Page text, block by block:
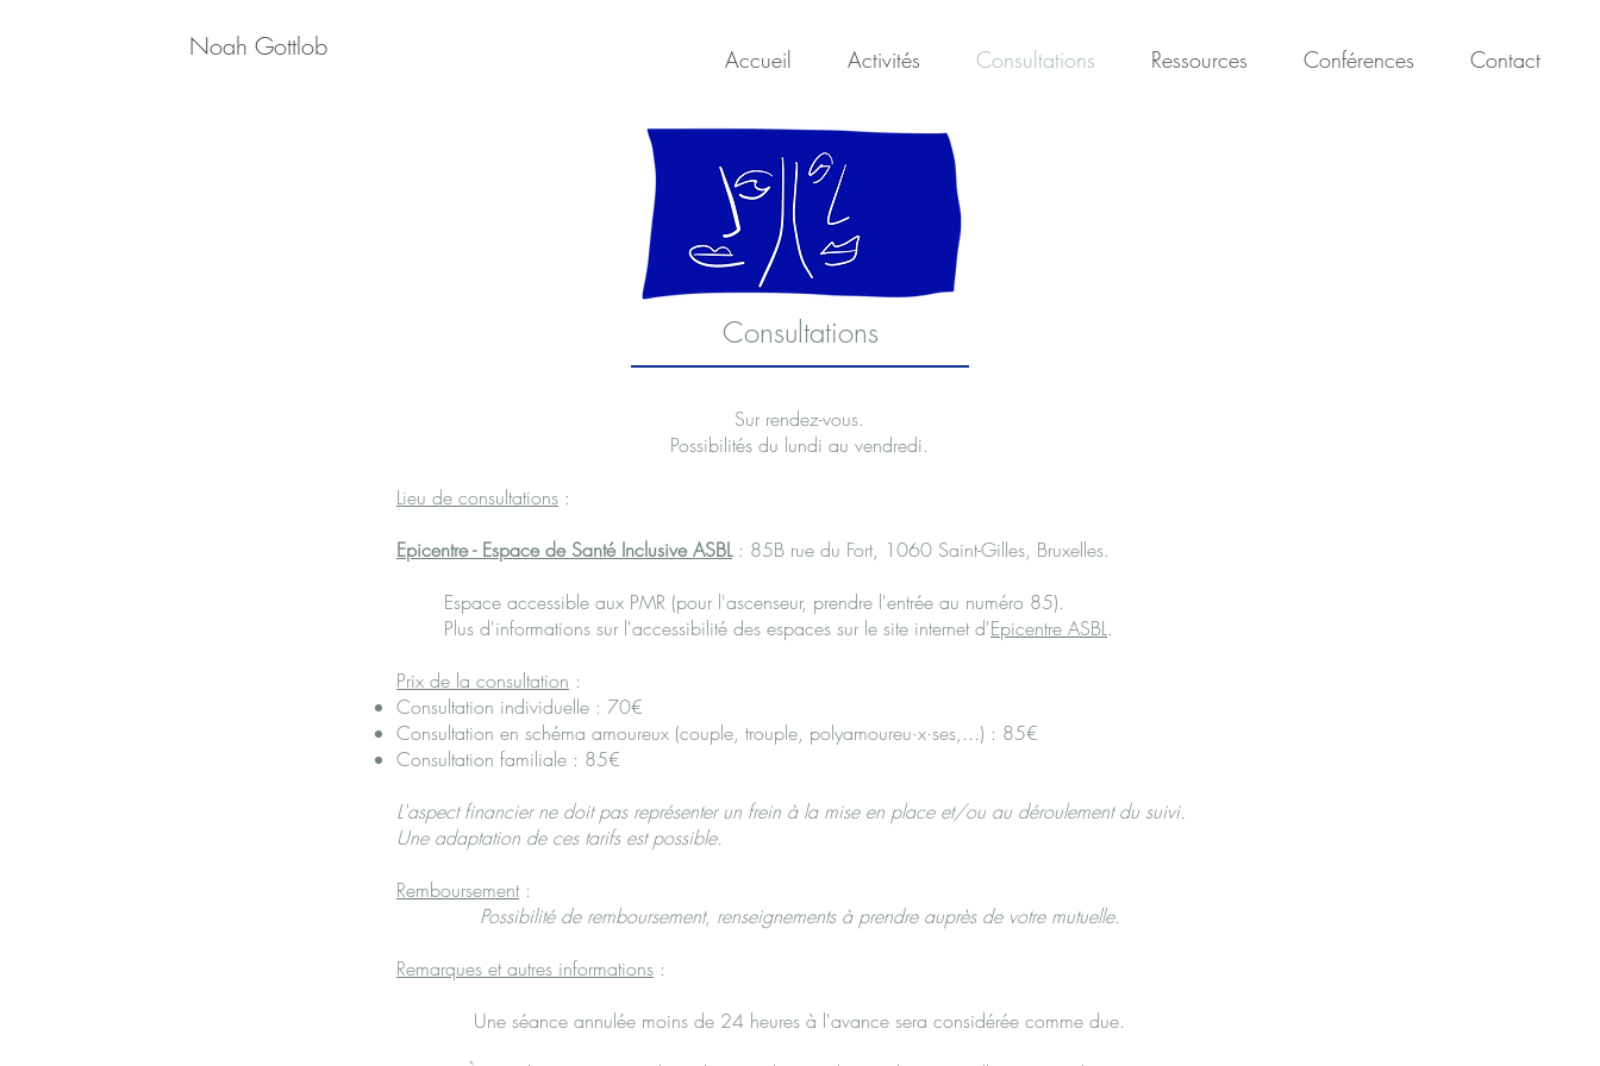
Noah Gottlob Accueil Activités Consultations Ressources Conférences Contact
Consultations
Sur rendez-vous.
Possibilités du lundi au vendredi.
Lieu de consultations :
Epicentre - Espace de Santé Inclusive ASBL: 85B rue du Fort, 1060 Saint-Gilles, Bruxelles.
Espace accessible aux PMR (pour l'ascenseur, prendre l'entrée au numéro 85).
Plus d'informations sur l'accessibilité des espaces sur le site internet d'Epicentre ASBL.
Prix de la consultation :
Consultation individuelle : 70€
Consultation en schéma amoureux (couple, trouple, polyamoureu·x·ses,...) : 85€
Consultation familiale : 85€
L'aspect financier ne doit pas représenter un frein à la mise en place et/ou au déroulement du suivi.
Une adaptation de ces tarifs est possible.
Remboursement:
Possibilité de remboursement, renseignements à prendre auprès de votre mutuelle.
Remarques et autres informations :
Une séance annulée moins de 24 heures à l'avance sera considérée comme due.